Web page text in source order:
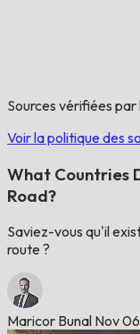
Sources vérifiées
Voir la politique des
What Countries
Road?
Saviez-vous qu'il
route ?
Maricor Bunal Nov